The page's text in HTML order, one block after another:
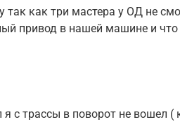
так как три мастера у ОД не
привод в нашей машине и
с трассы в поворот не вошел (